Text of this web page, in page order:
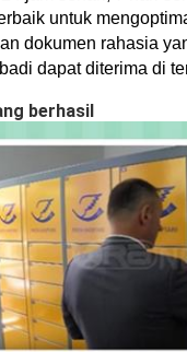
untuk
dokumen rahasia
dapat diterima di
berhasil